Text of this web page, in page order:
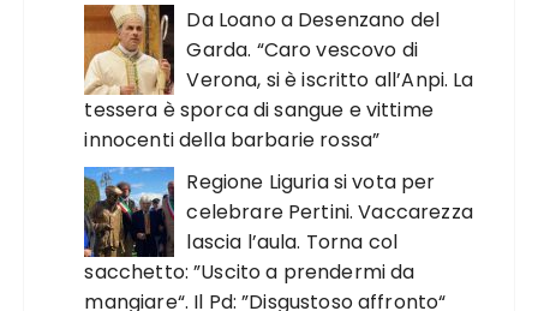
Da Loano a Desenzano del
Garda. “Caro vescovo di
Verona, si è iscritto all’Anpi. La
tessera è sporca di sangue e vittime
innocenti della barbarie rossa”
Regione Liguria si vota per
celebrare Pertini. Vaccarezza
lascia l’aula. Torna col
sacchetto: ”Uscito a prendermi da
mangiare“. Il Pd: ”Disgustoso affronto“